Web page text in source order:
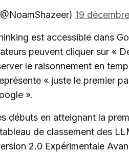
19
est accessible dans
peuvent cliquer sur «
le raisonnement en
« juste le premier
».
débuts en atteignant la
de classement des
2.0 Expérimentale